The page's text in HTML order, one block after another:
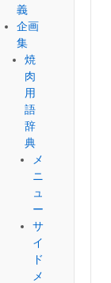
義
企画
集
焼
肉
用
語
辞
典
メ
ニ
ュ
ー
サ
イ
ド
メ